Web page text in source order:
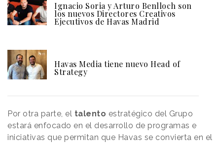
Ignacio Soria y Arturo Benlloch son
los nuevos Directores Creativos
Ejecutivos de Havas Madrid
Havas Media tiene nuevo Head of
Strategy
Por otra parte, el talento estratégico del Grupo
estará enfocado en el desarrollo de programas e
iniciativas que permitan que Havas se convierta en el